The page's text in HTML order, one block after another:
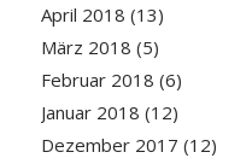
April 2018 (13)
März 2018 (5)
Februar 2018 (6)
Januar 2018 (12)
Dezember 2017 (12)